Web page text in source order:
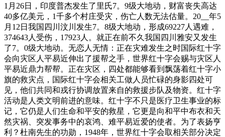
1月26日，印度普杰发生了里氏7。9级大地动，财富丧失高达
40多亿美元，1千多个村庄受灾，伤亡人数无法估量。20__年5
月12日我国四川汶川发生7。8级大地动，形成69227人遇难，
374643人受伤，17923人。就正在前不久我国四川雅安又发生
了7。0级大地动。无恋人无情：正在灾难发生之时国际红十字
会向灾区人平易近伸出了援帮之手，世界红十字会赐与灾区人
平易近鼎力帮帮。正在灾区，四处都能够看到飘荡着红十字小
旗的救灾点，国际红十字会相关工做人员忙碌的身影四处可
见，他们共同和戎行协调放置来自的救援步队及物资。红十字
活动是人类文明前进的意味。红十字不只是医疗卫生事业的标
记，它仍是人们生命和平安的救星，它更是向和平中布衣和天
然灾祸、突发事务中的哀鸿、难平易近爱的使者。为了表扬亨
利？杜南先生的功勋，1948年，世界红十字会取相关部分决定